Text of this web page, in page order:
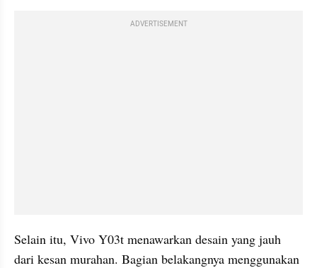
ADVERTISEMENT
Selain itu, Vivo Y03t menawarkan desain yang jauh
dari kesan murahan. Bagian belakangnya menggunakan